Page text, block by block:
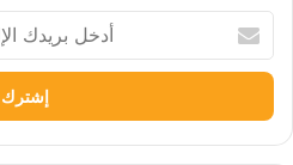
أدخل
بريدك
الإلكتروني